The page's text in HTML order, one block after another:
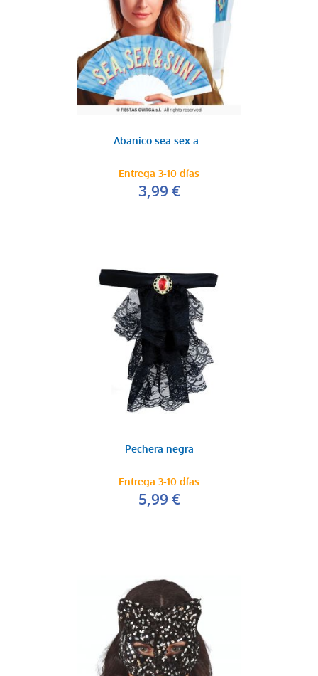
Abanico sea sex a...
Entrega 3-10 días
3,99 €
Pechera negra
Entrega 3-10 días
5,99 €